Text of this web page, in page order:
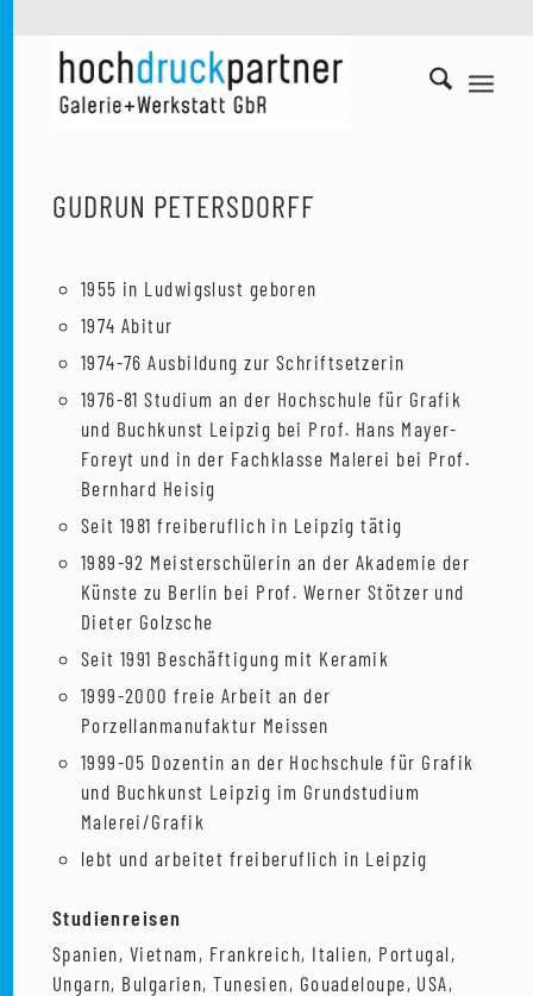
GUDRUN PETERSDORFF
1955 in Ludwigslust geboren
1974 Abitur
1974-76 Ausbildung zur Schriftsetzerin
1976-81 Studium an der Hochschule für Grafik
und Buchkunst Leipzig bei Prof. Hans Mayer-
Foreyt und in der Fachklasse Malerei bei Prof.
Bernhard Heisig
Seit 1981 freiberuflich in Leipzig tätig
1989-92 Meisterschülerin an der Akademie der
Künste zu Berlin bei Prof. Werner Stötzer und
Dieter Golzsche
Seit 1991 Beschäftigung mit Keramik
1999-2000 freie Arbeit an der
Porzellanmanufaktur Meissen
1999-05 Dozentin an der Hochschule für Grafik
und Buchkunst Leipzig im Grundstudium
Malerei/Grafik
lebt und arbeitet freiberuflich in Leipzig
Studienreisen
Spanien, Vietnam, Frankreich, Italien, Portugal,
Ungarn, Bulgarien, Tunesien, Gouadeloupe, USA,